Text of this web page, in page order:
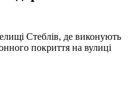
Стеблів, де виконують
покриття на вулиці